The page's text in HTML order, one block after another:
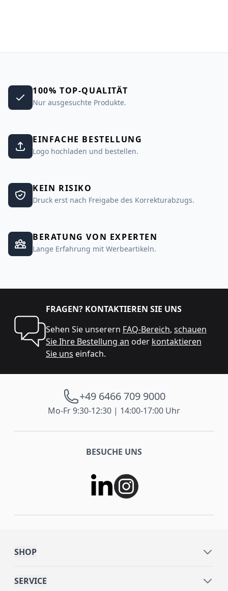
100% TOP-QUALITÄT
Nur ausgesuchte Produkte.
EINFACHE BESTELLUNG
Logo hochladen und bestellen.
KEIN RISIKO
Druck erst nach Freigabe des Korrekturabzugs.
BERATUNG VON EXPERTEN
Lange Erfahrung mit Werbeartikeln.
FRAGEN? KONTAKTIEREN SIE UNS
Sehen Sie unserern FAQ-Bereich, schauen
Sie Ihre Bestellung an oder kontaktieren
Sie uns einfach.
+49 6466 709 9000
Mo-Fr 9:30-12:30 | 14:00-17:00 Uhr
BESUCHE UNS
SHOP
SERVICE